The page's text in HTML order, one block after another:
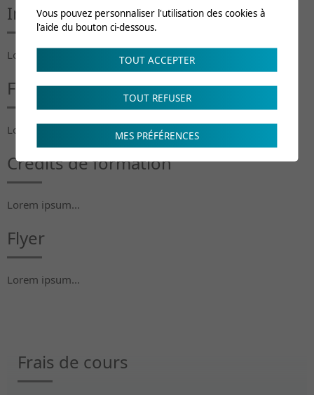
Intervenants
Lorem ipsum...
Frais de cours
Lorem ipsum...
Crédits de formation
Lorem ipsum...
Flyer
Lorem ipsum...
Frais de cours
Vous pouvez personnaliser l'utilisation des cookies à
l'aide du bouton ci-dessous.
TOUT ACCEPTER
TOUT REFUSER
MES PRÉFÉRENCES